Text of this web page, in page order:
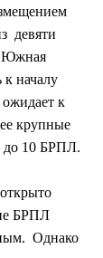
девяти
Южная
к началу
к
крупные
до 10 БРПЛ.
БРПЛ
Однако